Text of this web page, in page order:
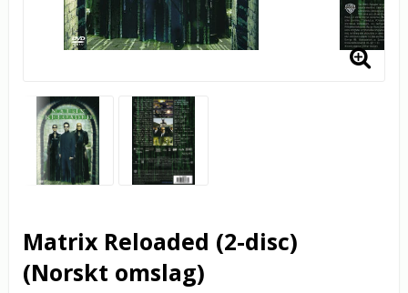
Matrix Reloaded (2-disc)
(Norskt omslag)